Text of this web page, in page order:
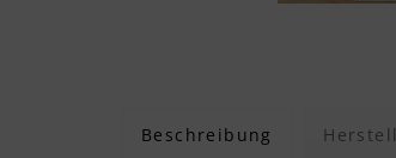
Beschreibung